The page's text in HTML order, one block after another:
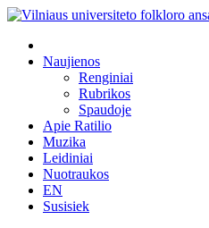
Naujienos
Renginiai
Rubrikos
Spaudoje
Apie Ratilio
Muzika
Leidiniai
Nuotraukos
EN
Susisiek